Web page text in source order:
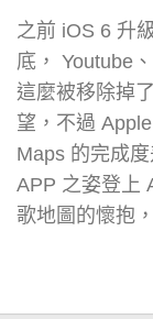
之前 iOS 6 升
底， Youtube
這麼被移除掉
望，不過
Maps 的完成
APP 之姿登上
歌地圖的懷抱